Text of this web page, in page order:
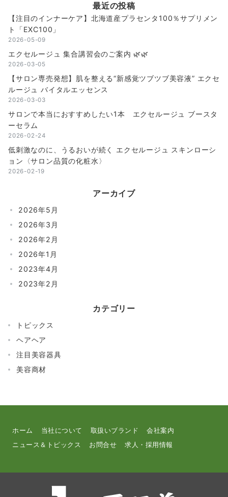
最近の投稿
【注目のインナーケア】北海道産プラセンタ100％サプリメン
ト「EXC100」
2026-05-09
エクセルージュ 集合講習会のご案内 🌿🌿
2026-03-05
【サロン専売発想】肌を整える“新感覚ツブツブ美容液” エクセ
ルージュ バイタルエッセンス
2026-03-03
サロンで本当におすすめしたい1本 エクセルージュ ブースタ
ーセラム
2026-02-24
低刺激なのに、うるおいが続く エクセルージュ スキンローシ
ョン〈サロン品質の化粧水〉
2026-02-19
アーカイブ
2026年5月
2026年3月
2026年2月
2026年1月
2023年4月
2023年2月
カテゴリー
トピックス
ヘアヘア
注目美容器具
美容商材
ホーム 当社について 取扱いブランド
会社案内
ニュース＆トピックス
お問合せ 求人・採用情報